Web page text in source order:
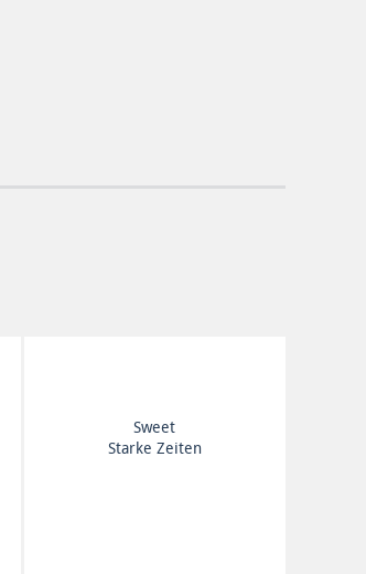
Sweet
Starke Zeiten